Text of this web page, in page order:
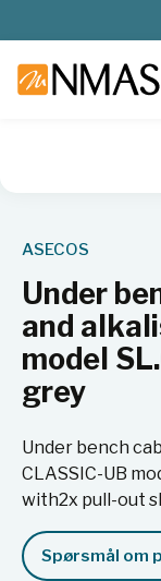
ASECOS
Under
and
model
grey
Under bench
CLASSIC-UB
with2x pull-out
Spørsmål om